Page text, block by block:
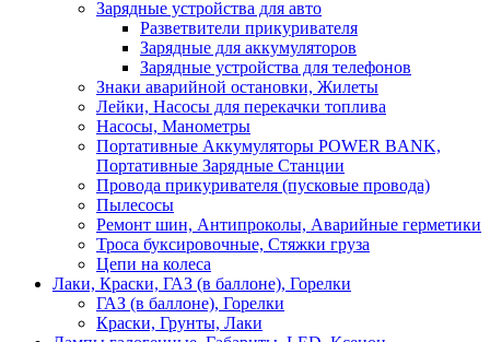
Зарядные устройства для авто
Разветвители прикуривателя
Зарядные для аккумуляторов
Зарядные устройства для телефонов
Знаки аварийной остановки, Жилеты
Лейки, Насосы для перекачки топлива
Насосы, Манометры
Портативные Аккумуляторы POWER BANK,
Портативные Зарядные Станции
Провода прикуривателя (пусковые провода)
Пылесосы
Ремонт шин, Антипроколы, Аварийные герметики
Троса буксировочные, Стяжки груза
Цепи на колеса
Лаки, Краски, ГАЗ (в баллоне), Горелки
ГАЗ (в баллоне), Горелки
Краски, Грунты, Лаки